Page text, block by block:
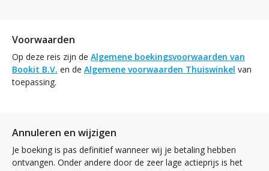
Voorwaarden
Op deze reis zijn de Algemene boekingsvoorwaarden van
Bookit B.V. en de Algemene voorwaarden Thuiswinkel van
toepassing.
Annuleren en wijzigen
Je boeking is pas definitief wanneer wij je betaling hebben
ontvangen. Onder andere door de zeer lage actieprijs is het